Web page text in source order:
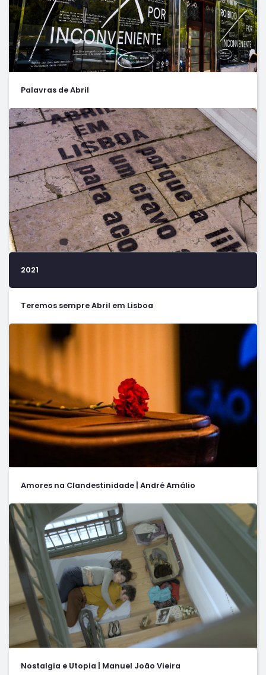
Palavras de Abril
2021
Teremos sempre Abril em Lisboa
Amores na Clandestinidade | André Amálio
Nostalgia e Utopia | Manuel João Vieira